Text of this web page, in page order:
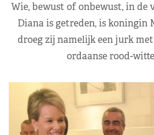
Wie, bewust of onbewust, in de
Diana is getreden, is koningin
droeg zij namelijk een jurk
ordaanse rood-